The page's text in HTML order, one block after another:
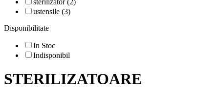
sterilizator (2)
ustensile (3)
Disponibilitate
In Stoc
Indisponibil
STERILIZATOARE